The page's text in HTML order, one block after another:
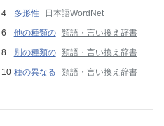
多形性
日本語WordNet
他の種類の 類語・言い換え辞書
別の種類の 類語・言い換え辞書
種の異なる 類語・言い換え辞書